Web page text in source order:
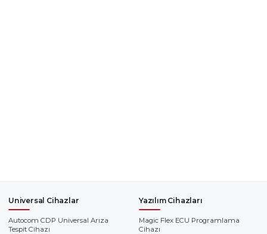
Universal Cihazlar
Autocom CDP Universal Arıza
Tespit Cihazı
Yazılım Cihazları
Magic Flex ECU Programlama
Cihazı